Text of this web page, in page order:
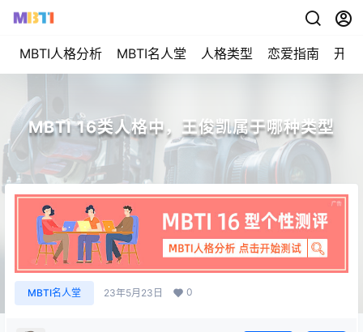
MBTI人格分析 MBTI名人堂 人格类型 恋爱指南 开始
MBTI 16类人格中，王俊凯属于哪种类型
MBTI名人堂 23年5月23日 0